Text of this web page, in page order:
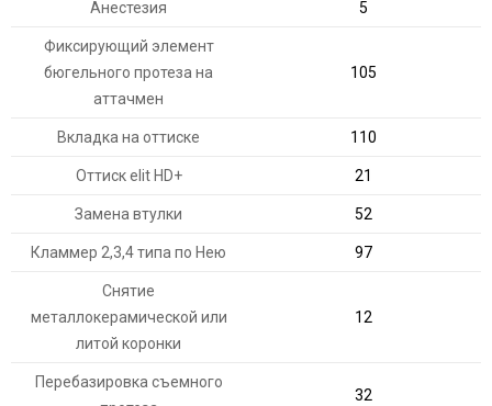
Анестезия 5
Фиксирующий элемент
бюгельного протеза на
аттачмен
105
Вкладка на оттиске 110
Оттиск elit HD+ 21
Замена втулки 52
Кламмер 2,3,4 типа по Нею 97
Снятие
металлокерамической или
литой коронки
12
Перебазировка съемного
32